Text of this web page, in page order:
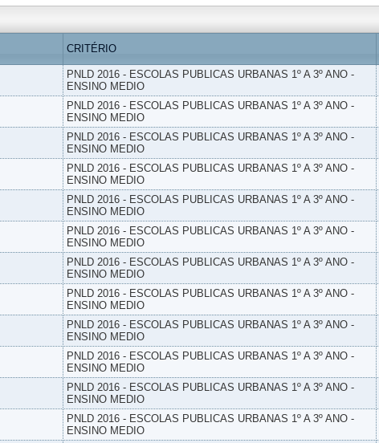
CRITÉRIO
PNLD 2016 - ESCOLAS PUBLICAS URBANAS 1º A 3º ANO -
ENSINO MEDIO
PNLD 2016 - ESCOLAS PUBLICAS URBANAS 1º A 3º ANO -
ENSINO MEDIO
PNLD 2016 - ESCOLAS PUBLICAS URBANAS 1º A 3º ANO -
ENSINO MEDIO
PNLD 2016 - ESCOLAS PUBLICAS URBANAS 1º A 3º ANO -
ENSINO MEDIO
PNLD 2016 - ESCOLAS PUBLICAS URBANAS 1º A 3º ANO -
ENSINO MEDIO
PNLD 2016 - ESCOLAS PUBLICAS URBANAS 1º A 3º ANO -
ENSINO MEDIO
PNLD 2016 - ESCOLAS PUBLICAS URBANAS 1º A 3º ANO -
ENSINO MEDIO
PNLD 2016 - ESCOLAS PUBLICAS URBANAS 1º A 3º ANO -
ENSINO MEDIO
PNLD 2016 - ESCOLAS PUBLICAS URBANAS 1º A 3º ANO -
ENSINO MEDIO
PNLD 2016 - ESCOLAS PUBLICAS URBANAS 1º A 3º ANO -
ENSINO MEDIO
PNLD 2016 - ESCOLAS PUBLICAS URBANAS 1º A 3º ANO -
ENSINO MEDIO
PNLD 2016 - ESCOLAS PUBLICAS URBANAS 1º A 3º ANO -
ENSINO MEDIO